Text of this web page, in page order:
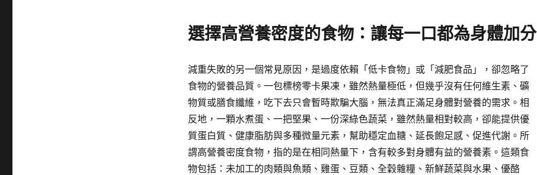
選擇高營養密度的食物：讓每一口都為身體加分
減重失敗的另一個常見原因，是過度依賴「低卡食物」或「減肥食品」，卻忽略了
食物的營養品質。一包標榜零卡果凍，雖然熱量極低，但幾乎沒有任何維生素、礦
物質或膳食纖維，吃下去只會暫時欺騙大腦，無法真正滿足身體對營養的需求。相
反地，一顆水煮蛋、一把堅果、一份深綠色蔬菜，雖然熱量相對較高，卻能提供優
質蛋白質、健康脂肪與多種微量元素，幫助穩定血糖、延長飽足感、促進代謝。所
謂高營養密度食物，指的是在相同熱量下，含有較多對身體有益的營養素。這類食
物包括：未加工的肉類與魚類、雞蛋、豆類、全穀雜糧、新鮮蔬菜與水果、優酪